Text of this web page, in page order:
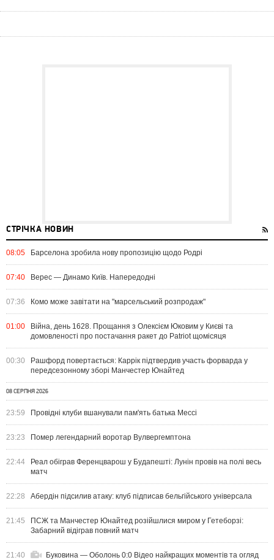
СТРІЧКА НОВИН
08:05 Барселона зробила нову пропозицію щодо Родрі
07:40 Верес — Динамо Київ. Напередодні
07:36 Комо може завітати на "марсельський розпродаж"
01:00
Війна, день 1628. Прощання з Олексієм Юковим у Києві та
домовленості про постачання ракет до Patriot щомісяця
00:30
Рашфорд повертається: Каррік підтвердив участь форварда у
передсезонному зборі Манчестер Юнайтед
08 СЕРПНЯ 2026
23:59 Провідні клуби вшанували пам'ять батька Мессі
23:23 Помер легендарний воротар Вулвергемптона
22:44
Реал обіграв Ференцварош у Будапешті: Лунін провів на полі весь
матч
22:28 Абердін підсилив атаку: клуб підписав бельгійського універсала
21:45
ПСЖ та Манчестер Юнайтед розійшлися миром у Гетеборзі:
Забарний відіграв повний матч
21:40
Буковина — Оболонь 0:0 Відео найкращих моментів та огляд